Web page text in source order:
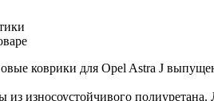
коврики для Opel Astra J
из износоустойчивого